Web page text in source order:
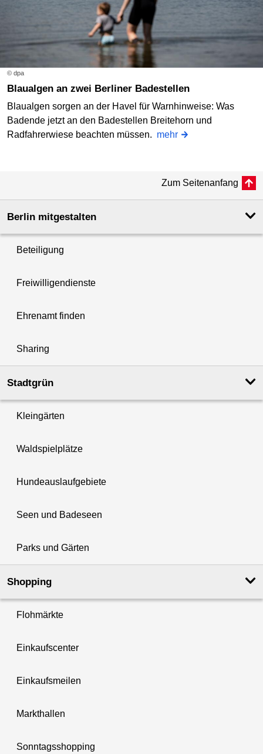
© dpa
Blaualgen an zwei Berliner Badestellen
Blaualgen sorgen an der Havel für Warnhinweise: Was
Badende jetzt an den Badestellen Breitehorn und
Radfahrerwiese beachten müssen. mehr
Zum Seitenanfang
Berlin mitgestalten
Beteiligung
Freiwilligendienste
Ehrenamt finden
Sharing
Stadtgrün
Kleingärten
Waldspielplätze
Hundeauslaufgebiete
Seen und Badeseen
Parks und Gärten
Shopping
Flohmärkte
Einkaufscenter
Einkaufsmeilen
Markthallen
Sonntagsshopping